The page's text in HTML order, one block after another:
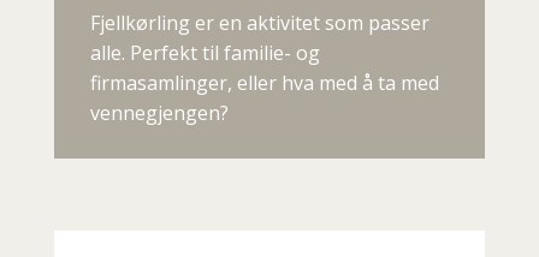
Fjellkørling er en aktivitet som passer
alle. Perfekt til familie- og
firmasamlinger, eller hva med å ta med
vennegjengen?